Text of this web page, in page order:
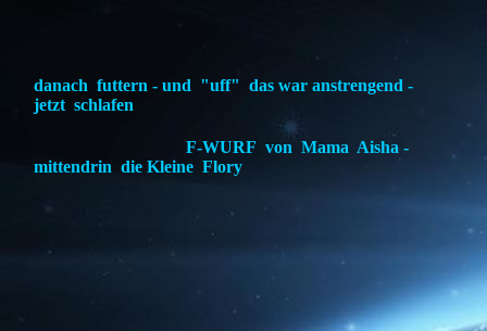
danach futtern - und "uff" das war anstrengend -
jetzt schlafen
F-WURF von Mama Aisha -
mittendrin die Kleine Flory